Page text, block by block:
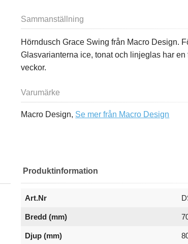
Sammanställning
Hörndusch Grace Swing från Macro Design.
Glasvarianterna ice, tonat och linjeglas har
veckor.
Varumärke
Macro Design, Se mer från Macro Design
Produktinformation
Art.Nr
Bredd (mm)
Djup (mm)